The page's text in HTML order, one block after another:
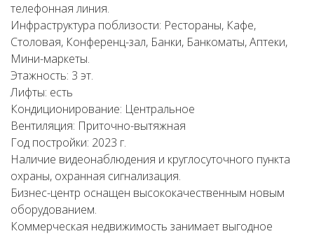
телефонная линия.
Инфраструктура поблизости: Рестораны, Кафе,
Столовая, Конференц-зал, Банки, Банкоматы, Аптеки,
Мини-маркеты.
Этажность: 3 эт.
Лифты: есть
Кондиционирование: Центральное
Вентиляция: Приточно-вытяжная
Год постройки: 2023 г.
Наличие видеонаблюдения и круглосуточного пункта
охраны, охранная сигнализация.
Бизнес-центр оснащен высококачественным новым
оборудованием.
Коммерческая недвижимость занимает выгодное